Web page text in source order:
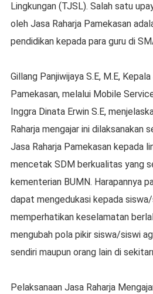
Lingkungan (TJSL). Salah satu
oleh Jasa Raharja Pamekasan
pendidikan kepada para guru di
Gillang Panjiwijaya S.E, M.E,
Pamekasan, melalui Mobile
Inggra Dinata Erwin S.E,
Raharja mengajar ini dilaksanakan
Jasa Raharja Pamekasan kepada
mencetak SDM berkualitas yang
kementerian BUMN. Harapannya
dapat mengedukasi kepada
memperhatikan keselamatan
mengubah pola pikir siswa/siswi
sendiri maupun orang lain di
Pelaksanaan Jasa Raharja